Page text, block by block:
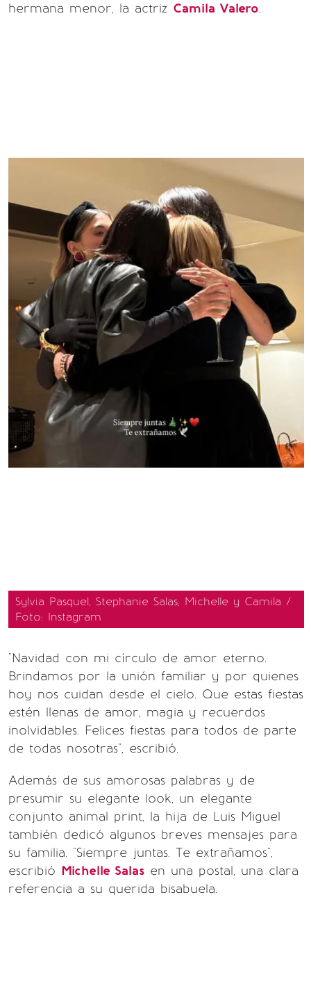
hermana menor, la actriz Camila Valero.
Sylvia Pasquel, Stephanie Salas, Michelle y Camila /
Foto: Instagram
"Navidad con mi círculo de amor eterno.
Brindamos por la unión familiar y por quienes
hoy nos cuidan desde el cielo. Que estas fiestas
estén llenas de amor, magia y recuerdos
inolvidables. Felices fiestas para todos de parte
de todas nosotras", escribió.
Además de sus amorosas palabras y de
presumir su elegante look, un elegante
conjunto animal print, la hija de Luis Miguel
también dedicó algunos breves mensajes para
su familia. "Siempre juntas. Te extrañamos",
escribió Michelle Salas en una postal, una clara
referencia a su querida bisabuela.